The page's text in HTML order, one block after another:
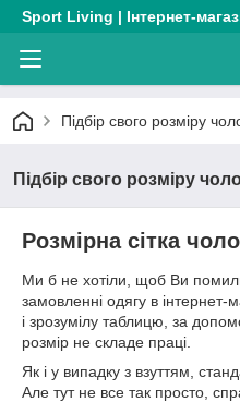
Sport Living | Інтернет-
Підбір свого розміру
Підбір свого розміру
Розмірна сітка
Ми б не хотіли, щоб Ви
замовленні одягу в
і зрозумілу таблицю, за
розмір не складе праці.
Як і у випадку з взуттям,
Але тут не все так просто,